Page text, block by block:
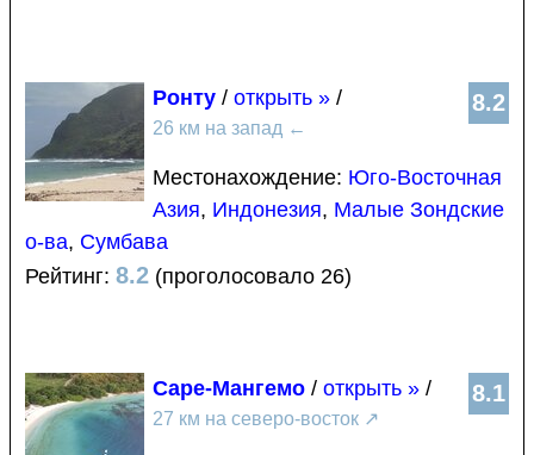
8.2
Ронту / открыть » /
26 км на запад ←
Местонахождение: Юго-Восточная
Азия, Индонезия, Малые Зондские
о-ва, Сумбава
Рейтинг: 8.2 (проголосовало 26)
8.1
Саре-Мангемо / открыть » /
27 км на северо-восток ↗